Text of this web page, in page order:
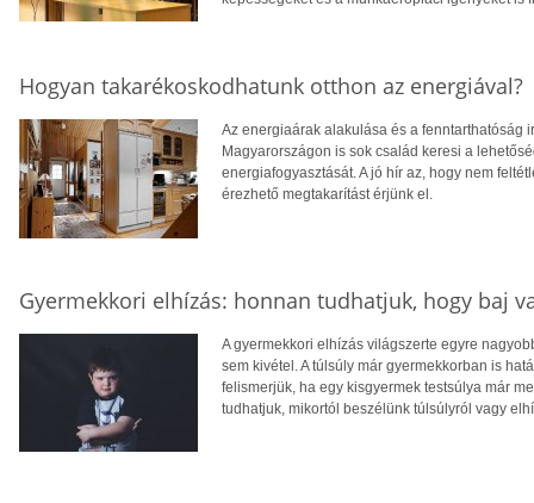
Hogyan takarékoskodhatunk otthon az energiával?
Az energiaárak alakulása és a fenntarthatóság
Magyarországon is sok család keresi a
energiafogyasztását. A jó hír az, hogy nem
érezhető megtakarítást érjünk el.
Gyermekkori elhízás: honnan tudhatjuk, hogy baj
A gyermekkori elhízás világszerte egyre
sem kivétel. A túlsúly már gyermekkorban is
felismerjük, ha egy kisgyermek testsúlya már
tudhatjuk, mikortól beszélünk túlsúlyról vagy